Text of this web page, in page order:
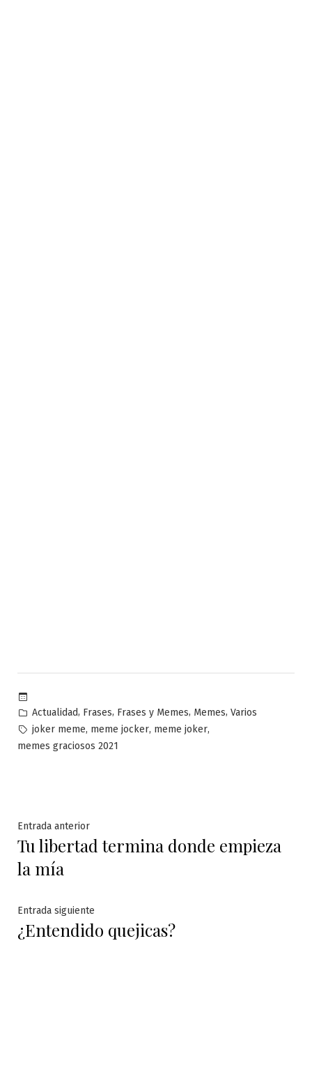
Publicado
en
Actualidad, Frases, Frases y Memes, Memes, Varios
Etiquetas:
joker meme, meme jocker, meme joker,
memes graciosos 2021
Navegación
de
Entrada anteriorEntrada
anterior:
Tu libertad termina donde empieza
la mía
Entrada siguiente
siguiente:
¿Entendido quejicas?